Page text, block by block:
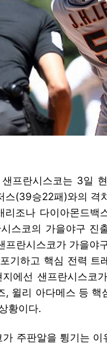
프란시스코는 3일
(39승22패)와의 격
조나 다이아몬드백
스코의 가을야구 진
란시스코가 가을야
기하고 핵심 전력 트
에선 샌프란시스코
, 윌리 아다메스 등
황이다.
주판알을 튕기는